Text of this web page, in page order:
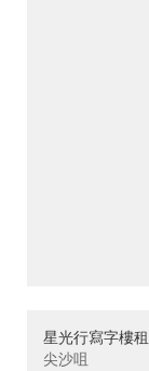
星光行寫字樓
尖沙咀